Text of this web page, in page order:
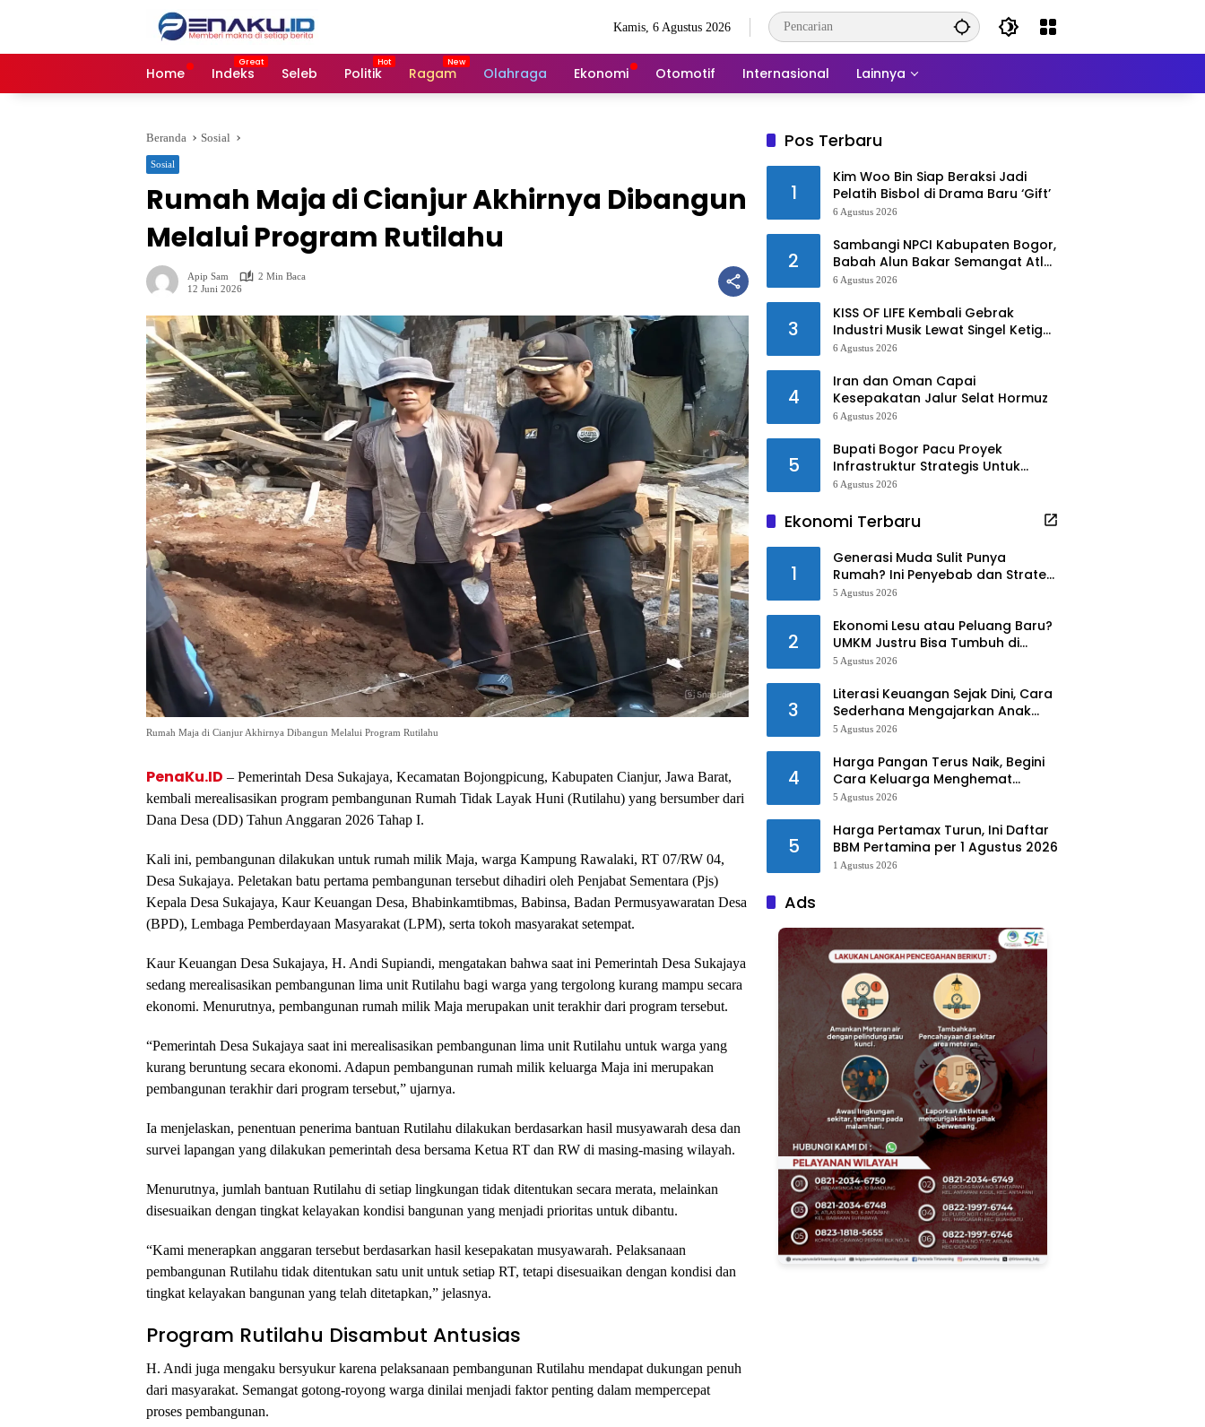
Kamis, 6 Agustus 2026
Home Indeks Seleb Politik Ragam Olahraga Ekonomi Otomotif Internasional Lainnya
Beranda Sosial
Sosial
Rumah Maja di Cianjur Akhirnya Dibangun
Melalui Program Rutilahu
Apip Sam
2 Min Baca
12 Juni 2026
Rumah Maja di Cianjur Akhirnya Dibangun Melalui Program Rutilahu
PenaKu.ID – Pemerintah Desa Sukajaya, Kecamatan Bojongpicung, Kabupaten Cianjur, Jawa Barat,
kembali merealisasikan program pembangunan Rumah Tidak Layak Huni (Rutilahu) yang bersumber dari
Dana Desa (DD) Tahun Anggaran 2026 Tahap I.
Kali ini, pembangunan dilakukan untuk rumah milik Maja, warga Kampung Rawalaki, RT 07/RW 04,
Desa Sukajaya. Peletakan batu pertama pembangunan tersebut dihadiri oleh Penjabat Sementara (Pjs)
Kepala Desa Sukajaya, Kaur Keuangan Desa, Bhabinkamtibmas, Babinsa, Badan Permusyawaratan Desa
(BPD), Lembaga Pemberdayaan Masyarakat (LPM), serta tokoh masyarakat setempat.
Kaur Keuangan Desa Sukajaya, H. Andi Supiandi, mengatakan bahwa saat ini Pemerintah Desa Sukajaya
sedang merealisasikan pembangunan lima unit Rutilahu bagi warga yang tergolong kurang mampu secara
ekonomi. Menurutnya, pembangunan rumah milik Maja merupakan unit terakhir dari program tersebut.
“Pemerintah Desa Sukajaya saat ini merealisasikan pembangunan lima unit Rutilahu untuk warga yang
kurang beruntung secara ekonomi. Adapun pembangunan rumah milik keluarga Maja ini merupakan
pembangunan terakhir dari program tersebut,” ujarnya.
Ia menjelaskan, penentuan penerima bantuan Rutilahu dilakukan berdasarkan hasil musyawarah desa dan
survei lapangan yang dilakukan pemerintah desa bersama Ketua RT dan RW di masing-masing wilayah.
Menurutnya, jumlah bantuan Rutilahu di setiap lingkungan tidak ditentukan secara merata, melainkan
disesuaikan dengan tingkat kelayakan kondisi bangunan yang menjadi prioritas untuk dibantu.
“Kami menerapkan anggaran tersebut berdasarkan hasil kesepakatan musyawarah. Pelaksanaan
pembangunan Rutilahu tidak ditentukan satu unit untuk setiap RT, tetapi disesuaikan dengan kondisi dan
tingkat kelayakan bangunan yang telah ditetapkan,” jelasnya.
Program Rutilahu Disambut Antusias
H. Andi juga mengaku bersyukur karena pelaksanaan pembangunan Rutilahu mendapat dukungan penuh
dari masyarakat. Semangat gotong-royong warga dinilai menjadi faktor penting dalam mempercepat
proses pembangunan.
Pos Terbaru
1
Kim Woo Bin Siap Beraksi Jadi
Pelatih Bisbol di Drama Baru ‘Gift’
6 Agustus 2026
2
Sambangi NPCI Kabupaten Bogor,
Babah Alun Bakar Semangat Atlet
Difabel dan Beri Motivasi
6 Agustus 2026
3
KISS OF LIFE Kembali Gebrak
Industri Musik Lewat Singel Ketiga
‘Sweat’
6 Agustus 2026
4
Iran dan Oman Capai
Kesepakatan Jalur Selat Hormuz
6 Agustus 2026
5
Bupati Bogor Pacu Proyek
Infrastruktur Strategis Untuk
Investasi
6 Agustus 2026
Ekonomi Terbaru
1
Generasi Muda Sulit Punya
Rumah? Ini Penyebab dan Strategi
Mengatasinya
5 Agustus 2026
2
Ekonomi Lesu atau Peluang Baru?
UMKM Justru Bisa Tumbuh di
Tengah Ketidakpastian
5 Agustus 2026
3
Literasi Keuangan Sejak Dini, Cara
Sederhana Mengajarkan Anak
Mengelola Uang
5 Agustus 2026
4
Harga Pangan Terus Naik, Begini
Cara Keluarga Menghemat
Belanja
5 Agustus 2026
5
Harga Pertamax Turun, Ini Daftar
BBM Pertamina per 1 Agustus 2026
1 Agustus 2026
Ads